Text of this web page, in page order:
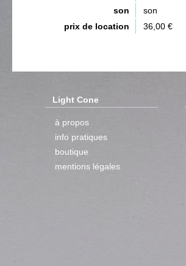
son
son
prix de location
36,00 €
Light Cone
à propos
info pratiques
boutique
mentions légales